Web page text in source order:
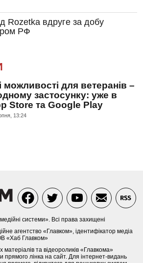
Rozetka вдруге за добу
РФ
можливості для ветеранів –
застосунку: уже в
Store та Google Play
13:24
системи». Всі права захищені
агентство «Главком», ідентифікатор медіа
«Хаб Главком»
матеріалів та відеороликів «Главкома»
прямого лінка на сайт. Для інтернет-видань